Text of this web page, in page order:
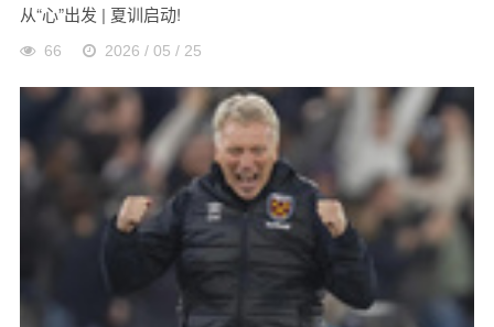
从“心”出发 | 夏训启动!
66 2026 / 05 / 25